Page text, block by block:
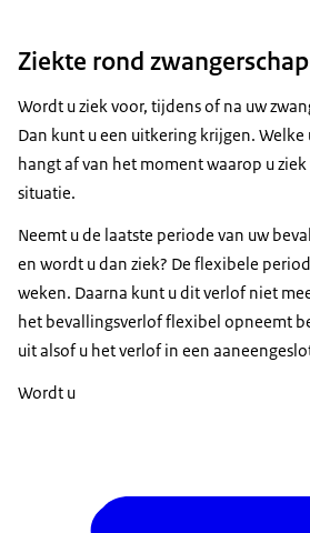
Ziekte rond
Wordt u ziek voor, tijdens of na uw
Dan kunt u een uitkering krijgen.
hangt af van het moment waarop u
situatie.
Neemt u de laatste periode van uw
en wordt u dan ziek? De flexibele
weken. Daarna kunt u dit verlof niet
het bevallingsverlof flexibel opneemt
uit alsof u het verlof in een
Wordt u